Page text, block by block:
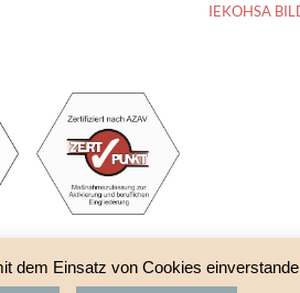
IEKOHSA
dem Einsatz von Cookies